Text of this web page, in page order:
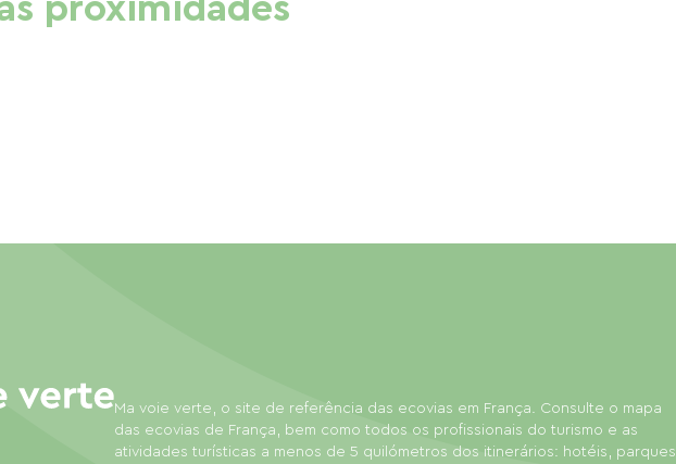
proximidades
Ma voie verte, o site de referência das ecovias em França. Consulte o mapa
das ecovias de França, bem como todos os profissionais do turismo e as
atividades turísticas a menos de 5 quilómetros dos itinerários: hotéis, parques